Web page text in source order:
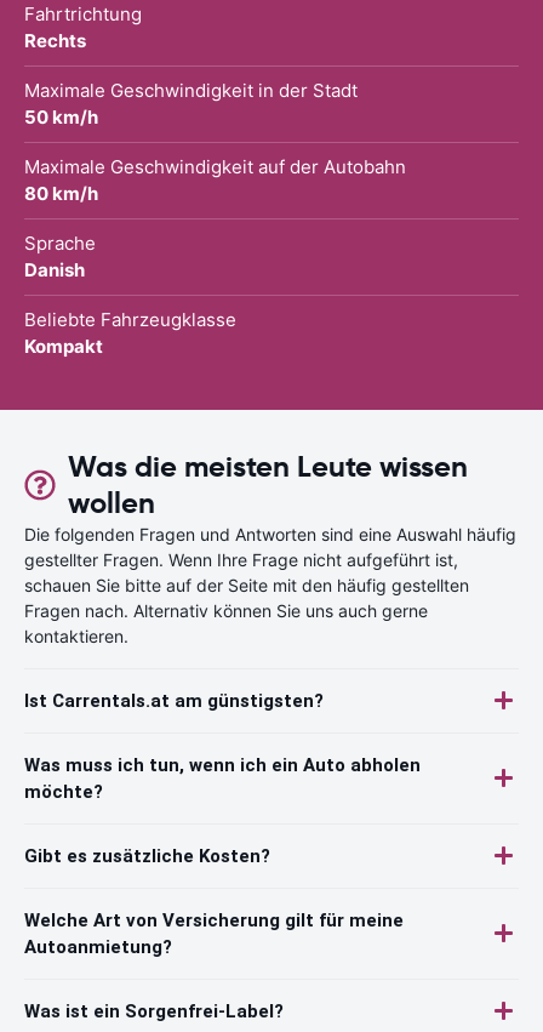
Fahrtrichtung
Rechts
Maximale Geschwindigkeit in der Stadt
50 km/h
Maximale Geschwindigkeit auf der Autobahn
80 km/h
Sprache
Danish
Beliebte Fahrzeugklasse
Kompakt
Was die meisten Leute wissen
wollen
Die folgenden Fragen und Antworten sind eine Auswahl häufig
gestellter Fragen. Wenn Ihre Frage nicht aufgeführt ist,
schauen Sie bitte auf der Seite mit den häufig gestellten
Fragen nach. Alternativ können Sie uns auch gerne
kontaktieren.
Ist Carrentals.at am günstigsten?
Was muss ich tun, wenn ich ein Auto abholen
möchte?
Gibt es zusätzliche Kosten?
Welche Art von Versicherung gilt für meine
Autoanmietung?
Was ist ein Sorgenfrei-Label?